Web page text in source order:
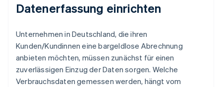
Datenerfassung einrichten
Unternehmen in Deutschland, die ihren
Kunden/Kundinnen eine bargeldlose Abrechnung
anbieten möchten, müssen zunächst für einen
zuverlässigen Einzug der Daten sorgen. Welche
Verbrauchsdaten gemessen werden, hängt vom